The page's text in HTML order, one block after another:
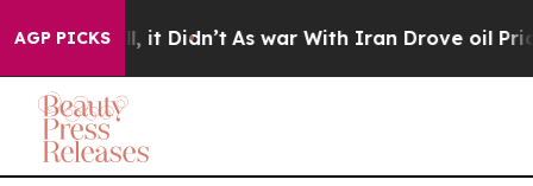
AGP PICKS
Well, it Didn’t As war With Iran Drove oil Prices